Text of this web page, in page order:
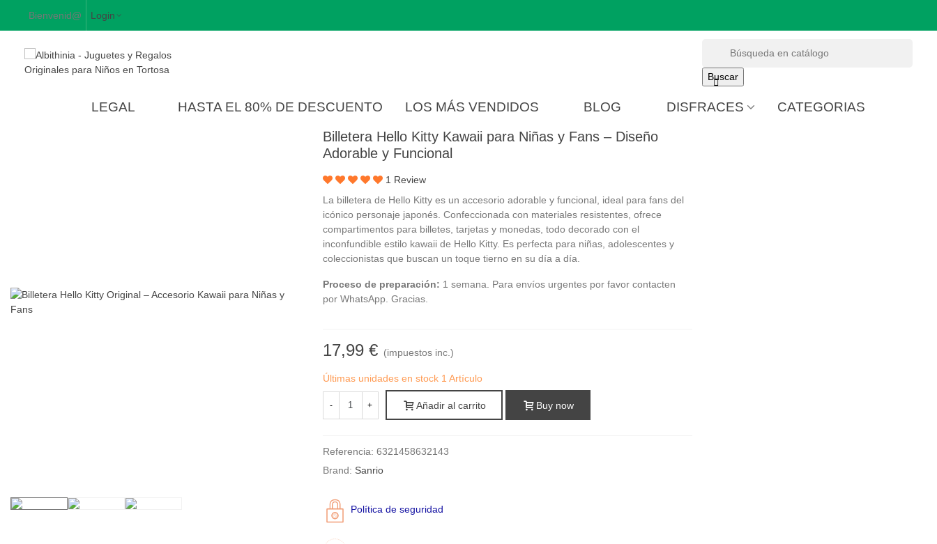
Bienvenid@ Login

Buscar
LEGAL HASTA EL 80% DE DESCUENTO LOS MÁS VENDIDOS BLOG DISFRACES CATEGORIAS
Billetera Hello Kitty Kawaii para Niñas y Fans – Diseño
Adorable y Funcional
1 Review
La billetera de Hello Kitty es un accesorio adorable y funcional, ideal para fans del
icónico personaje japonés. Confeccionada con materiales resistentes, ofrece
compartimentos para billetes, tarjetas y monedas, todo decorado con el
inconfundible estilo kawaii de Hello Kitty. Es perfecta para niñas, adolescentes y
coleccionistas que buscan un toque tierno en su día a día.
Proceso de preparación: 1 semana. Para envíos urgentes por favor contacten
por WhatsApp. Gracias.
17,99 € (impuestos inc.)
Últimas unidades en stock 1 Artículo
- + Añadir al carrito Buy now
Referencia: 6321458632143
Brand: Sanrio
Política de seguridad